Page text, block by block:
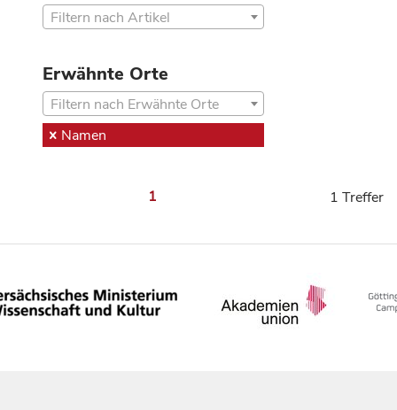
Filtern nach Artikel
Erwähnte Orte
Filtern nach Erwähnte Orte
Namen
1 1 Treffer